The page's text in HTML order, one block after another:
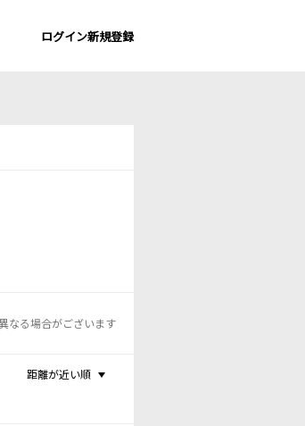
ログイン新規登録
なる場合がございます
距離が近い順